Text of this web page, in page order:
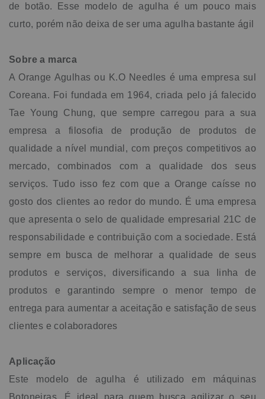
de botão. Esse modelo de agulha é um pouco mais
curto, porém não deixa de ser uma agulha bastante ágil
Sobre a marca
A Orange Agulhas ou K.O Needles é uma empresa sul
Coreana. Foi fundada em 1964, criada pelo já falecido
Tae Young Chung, que sempre carregou para a sua
empresa a filosofia de produção de produtos de
qualidade a nível mundial, com preços competitivos ao
mercado, combinados com a qualidade dos seus
serviços. Tudo isso fez com que a Orange caísse no
gosto dos clientes ao redor do mundo. É uma empresa
que apresenta o selo de qualidade empresarial 21C de
responsabilidade e contribuição com a sociedade. Está
sempre em busca de melhorar a qualidade de seus
produtos e serviços, diversificando a sua linha de
produtos e garantindo sempre o menor tempo de
entrega para aumentar a aceitação e satisfação de seus
clientes e colaboradores
Aplicação
Este modelo de agulha é utilizado em máquinas
Botoneiras. É ideal para quem busca agilizar o seu